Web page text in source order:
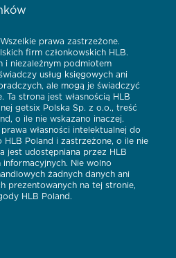
prawa zastrzeżone.
firm członkowskich HLB.
i niezależnym podmiotem
usług księgowych ani
ale mogą je świadczyć
Ta strona jest własnością HLB
getsix Polska Sp. z o.o., treść
o ile nie wskazano inaczej.
własności intelektualnej do
Poland i zastrzeżone, o ile nie
jest udostępniana przez HLB
informacyjnych. Nie wolno
żadnych danych ani
prezentowanych na tej stronie,
HLB Poland.